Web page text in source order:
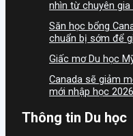
nhìn từ chuyên
Săn học bổng
chuẩn bị sớm để
Giấc mơ Du học
Canada sẽ giảm
mới nhập học 2026
Thông tin Du học